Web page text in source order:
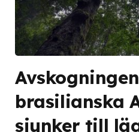
brasilianska
sjunker till